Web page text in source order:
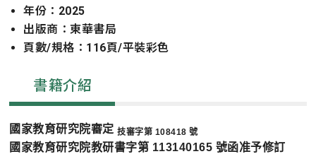
年份：2025
出版商：東華書局
頁數/規格：116頁/平裝彩色
書籍介紹
國家教育研究院審定技審字第 108418 號
國家教育研究院教研書字第 113140165 號函准予修訂